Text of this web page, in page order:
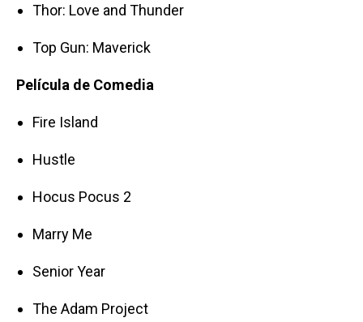
Thor: Love and Thunder
Top Gun: Maverick
Película de Comedia
Fire Island
Hustle
Hocus Pocus 2
Marry Me
Senior Year
The Adam Project